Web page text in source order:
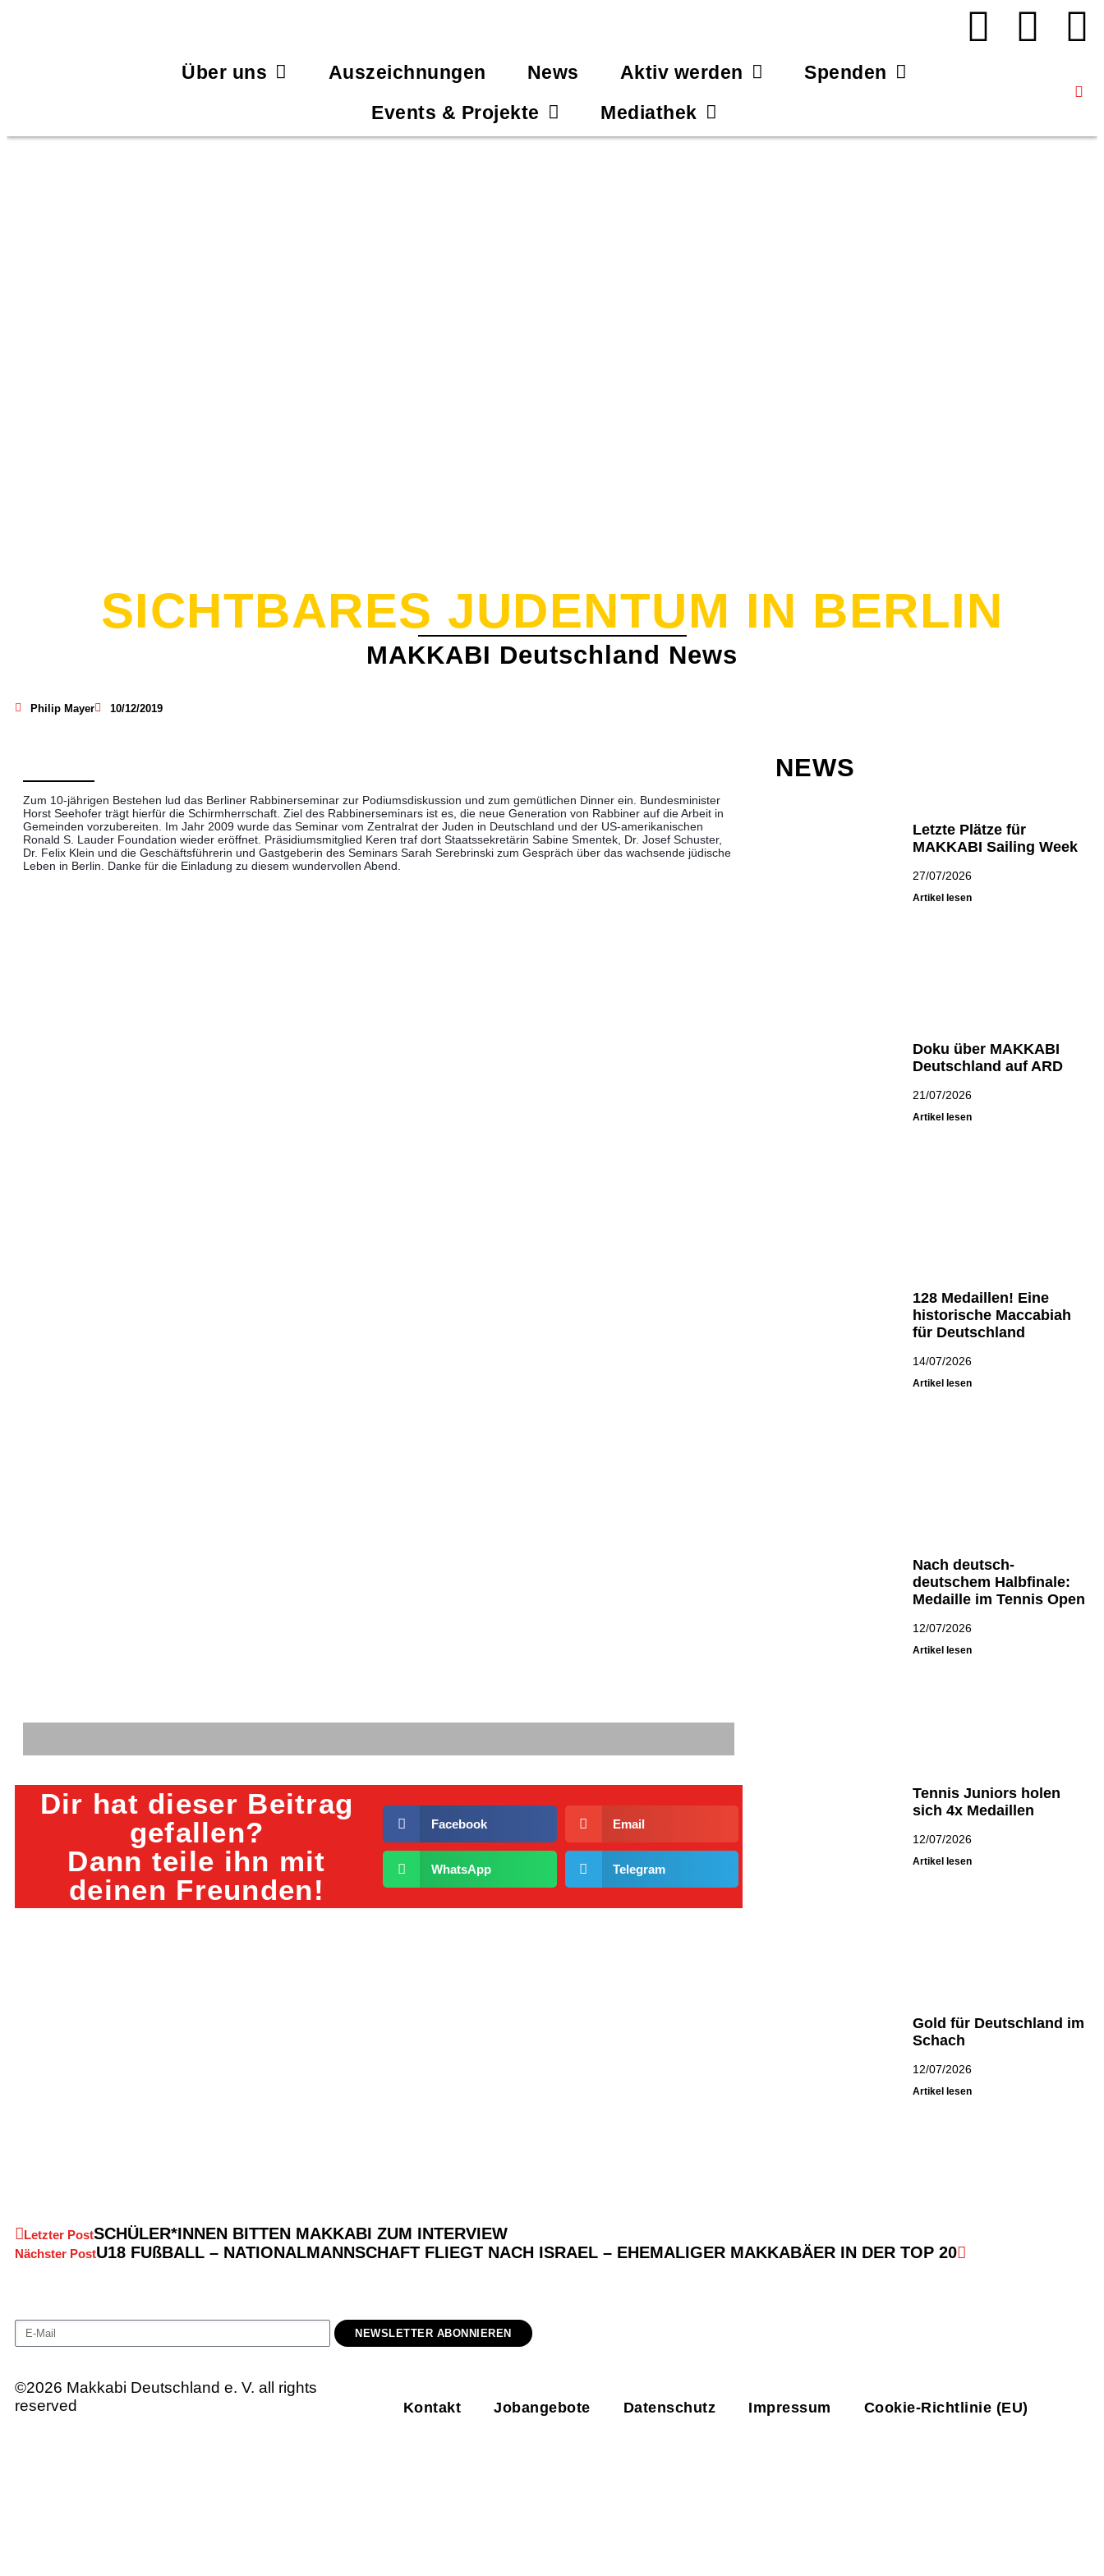
Über uns Auszeichnungen News Aktiv werden
Spenden
Events & Projekte
Mediathek
SICHTBARES JUDENTUM IN BERLIN
MAKKABI Deutschland News
Philip Mayer 10/12/2019
Zum 10-jährigen Bestehen lud das Berliner Rabbinerseminar zur Podiumsdiskussion und zum gemütlichen Dinner ein. Bundesminister
Horst Seehofer trägt hierfür die Schirmherrschaft. Ziel des Rabbinerseminars ist es, die neue Generation von Rabbiner auf die Arbeit in
Gemeinden vorzubereiten. Im Jahr 2009 wurde das Seminar vom Zentralrat der Juden in Deutschland und der US-amerikanischen
Ronald S. Lauder Foundation wieder eröffnet. Präsidiumsmitglied Keren traf dort Staatssekretärin Sabine Smentek, Dr. Josef Schuster,
Dr. Felix Klein und die Geschäftsführerin und Gastgeberin des Seminars Sarah Serebrinski zum Gespräch über das wachsende jüdische
Leben in Berlin. Danke für die Einladung zu diesem wundervollen Abend.
Dir hat dieser Beitrag
gefallen?
Dann teile ihn mit
deinen Freunden!
Facebook Email
WhatsApp Telegram
NEWS
Letzte Plätze für
MAKKABI Sailing Week
27/07/2026
Artikel lesen
Doku über MAKKABI
Deutschland auf ARD
21/07/2026
Artikel lesen
128 Medaillen! Eine
historische Maccabiah
für Deutschland
14/07/2026
Artikel lesen
Nach deutsch-
deutschem Halbfinale:
Medaille im Tennis Open
12/07/2026
Artikel lesen
Tennis Juniors holen
sich 4x Medaillen
12/07/2026
Artikel lesen
Gold für Deutschland im
Schach
12/07/2026
Artikel lesen
Letzter PostSCHÜLER*INNEN BITTEN MAKKABI ZUM INTERVIEW
Nächster PostU18 FUßBALL – NATIONALMANNSCHAFT FLIEGT NACH ISRAEL – EHEMALIGER MAKKABÄER IN DER TOP 20
NEWSLETTER ABONNIEREN
©2026 Makkabi Deutschland e. V. all rights
reserved
Kontakt Jobangebote Datenschutz Impressum Cookie-Richtlinie (EU)